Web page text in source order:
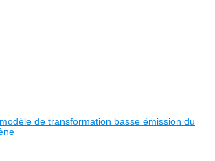
de transformation basse émission du